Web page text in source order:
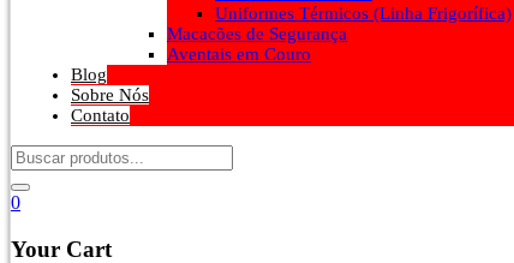
Uniformes Térmicos (Linha Frigorífica)
Macacões de Segurança
Aventais em Couro
Blog
Sobre Nós
Contato
0
Your Cart